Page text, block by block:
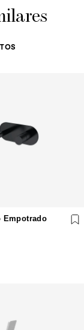
Empotrado